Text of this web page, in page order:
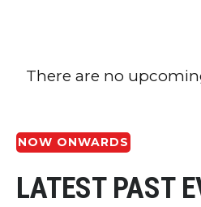
There are no
NOW ONWARDS
date.
LATEST PAST